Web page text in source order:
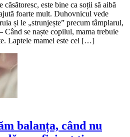
este bine ca soții să aibă
foarte mult. Duhovnicul vede
și le „strunjește” precum tâmplarul,
Când se naște copilul, mama trebuie
Laptele mamei este cel […]
balanța, când nu